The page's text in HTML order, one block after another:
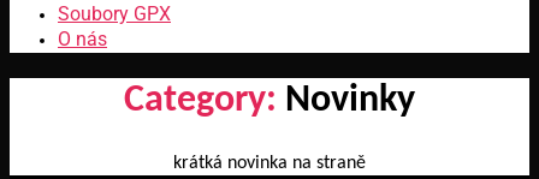
Soubory GPX
O nás
Category: Novinky
krátká novinka na straně